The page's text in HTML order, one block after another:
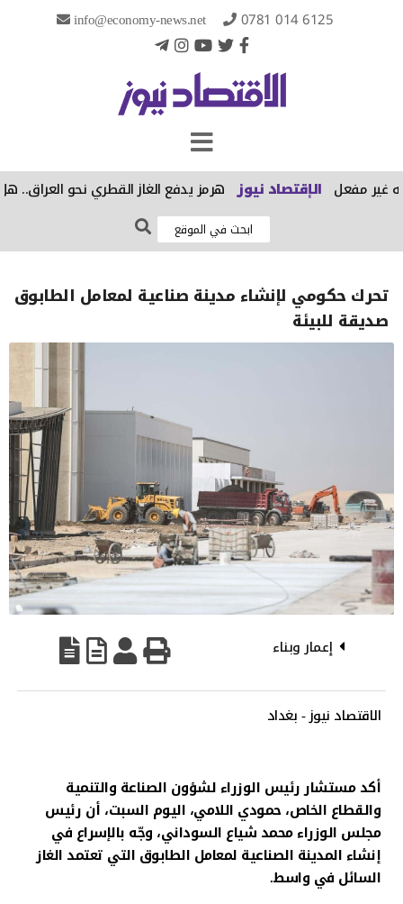
info@economy-news.net 0781 014 6125
غير مفعل الإقتصاد نيوز هرمز يدفع الغاز القطري نحو العراق.. هل
تحرك حكومي لإنشاء مدينة صناعية لمعامل الطابوق
صديقة للبيئة
إعمار وبناء
الاقتصاد نيوز - بغداد
أكد مستشار رئيس الوزراء لشؤون الصناعة والتنمية
والقطاع الخاص، حمودي اللامي، اليوم السبت، أن رئيس
مجلس الوزراء محمد شياع السوداني، وجّه بالإسراع في
إنشاء المدينة الصناعية لمعامل الطابوق التي تعتمد الغاز
السائل في واسط.